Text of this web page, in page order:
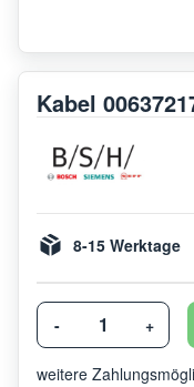
Kabel
8-15 Werktage
- +
weitere